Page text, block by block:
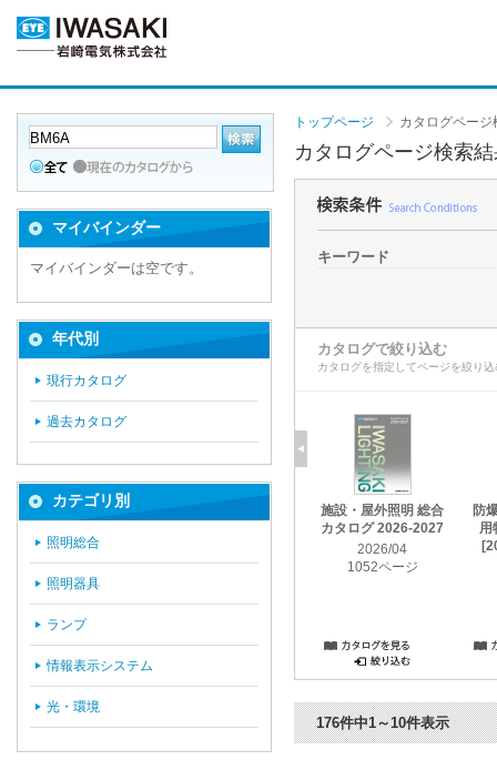
トップページ カタログページ
カタログページ検索
キーワード
カタログで絞り込む
カタログを指定してページを絞り
施設・屋外照明 総合
カタログ 2026-2027
2026/04
1052ページ
防
用
176件中1～10件表示
マイバインダー
マイバインダーは空です。
年代別
現行カタログ
過去カタログ
カテゴリ別
照明総合
照明器具
ランプ
情報表示システム
光・環境